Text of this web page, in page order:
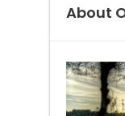
About